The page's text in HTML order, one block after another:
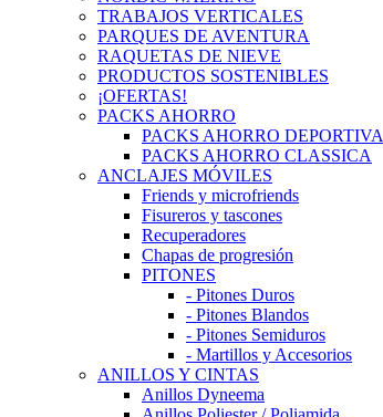
TRABAJOS VERTICALES
PARQUES DE AVENTURA
RAQUETAS DE NIEVE
PRODUCTOS SOSTENIBLES
¡OFERTAS!
PACKS AHORRO
PACKS AHORRO DEPORTIVA
PACKS AHORRO CLASSICA
ANCLAJES MÓVILES
Friends y microfriends
Fisureros y tascones
Recuperadores
Chapas de progresión
PITONES
- Pitones Duros
- Pitones Blandos
- Pitones Semiduros
- Martillos y Accesorios
ANILLOS Y CINTAS
Anillos Dyneema